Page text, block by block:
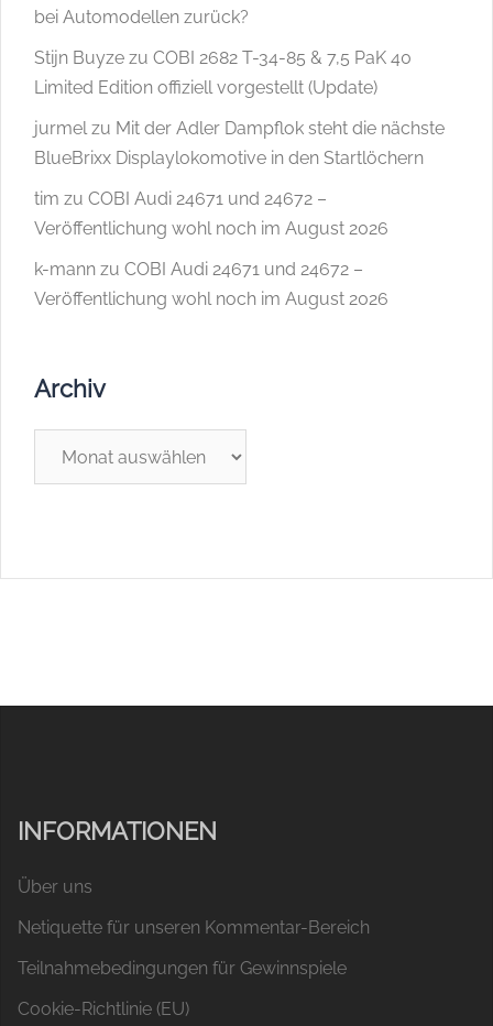
bei Automodellen zurück?
Stijn Buyze zu COBI 2682 T-34-85 & 7,5 PaK 40
Limited Edition offiziell vorgestellt (Update)
jurmelzu Mit der Adler Dampflok steht die nächste
BlueBrixx Displaylokomotive in den Startlöchern
tim zu COBI Audi 24671 und 24672 –
Veröffentlichung wohl noch im August 2026
k-mann zu COBI Audi 24671 und 24672 –
Veröffentlichung wohl noch im August 2026
Archiv
INFORMATIONEN
Über uns
Netiquette für unseren Kommentar-Bereich
Teilnahmebedingungen für Gewinnspiele
Cookie-Richtlinie (EU)